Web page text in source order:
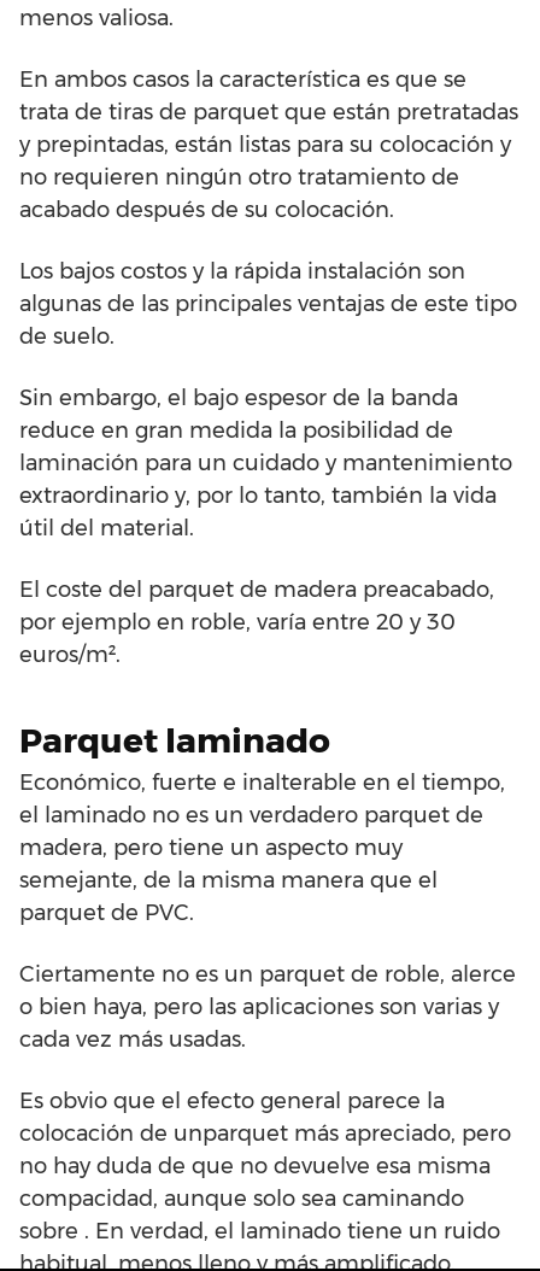
menos valiosa.
En ambos casos la característica es que se
trata de tiras de parquet que están pretratadas
y prepintadas, están listas para su colocación y
no requieren ningún otro tratamiento de
acabado después de su colocación.
Los bajos costos y la rápida instalación son
algunas de las principales ventajas de este tipo
de suelo.
Sin embargo, el bajo espesor de la banda
reduce en gran medida la posibilidad de
laminación para un cuidado y mantenimiento
extraordinario y, por lo tanto, también la vida
útil del material.
El coste del parquet de madera preacabado,
por ejemplo en roble, varía entre 20 y 30
euros/m².
Parquet laminado
Económico, fuerte e inalterable en el tiempo,
el laminado no es un verdadero parquet de
madera, pero tiene un aspecto muy
semejante, de la misma manera que el
parquet de PVC.
Ciertamente no es un parquet de roble, alerce
o bien haya, pero las aplicaciones son varias y
cada vez más usadas.
Es obvio que el efecto general parece la
colocación de unparquet más apreciado, pero
no hay duda de que no devuelve esa misma
compacidad, aunque solo sea caminando
sobre . En verdad, el laminado tiene un ruido
habitual, menos lleno y más amplificado.